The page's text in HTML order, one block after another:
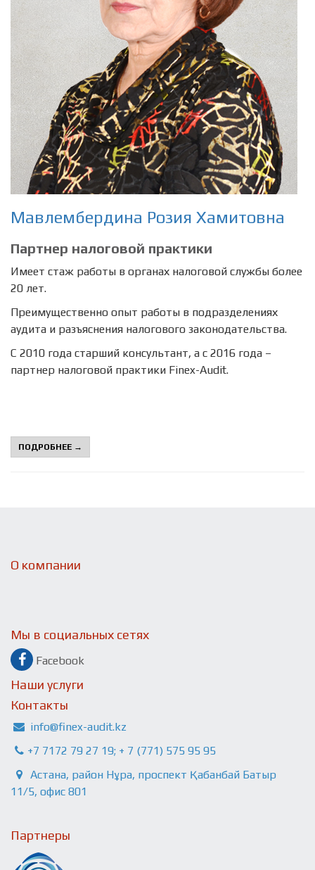
Мавлембердина Розия Хамитовна
Партнер налоговой практики
Имеет стаж работы в органах налоговой службы более
20 лет.
Преимущественно опыт работы в подразделениях
аудита и разъяснения налогового законодательства.
С 2010 года старший консультант, а с 2016 года –
партнер налоговой практики Finex-Audit.
ПОДРОБНЕЕ →
О компании
Мы в социальных сетях
Facebook
Наши услуги
Контакты
info@finex-audit.kz
+7 7172 79 27 19; + 7 (771) 575 95 95
Астана, район Нұра, проспект Қабанбай Батыр
11/5, офис 801
Партнеры